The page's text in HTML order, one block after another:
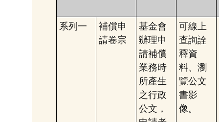
系列一
補償申
請卷宗
基金會
辦理申
請補償
業務時
所產生
之行政
公文，
可線上
查詢詮
釋資
料、瀏
覽公文
書影
像。